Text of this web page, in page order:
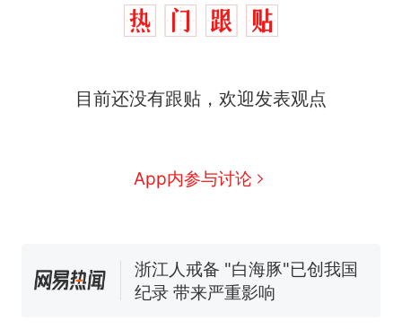
目前还没有跟贴，欢迎发表观点
App内参与讨论
全部作废，公平么？
国大使骑行绕了几乎整个国境
线一圈，还曾两次到中国寻根
5万的小车卖不动，40万以上
视频丨只要一枚命中就能让航
母瘫痪 轰-6J实力有多强？